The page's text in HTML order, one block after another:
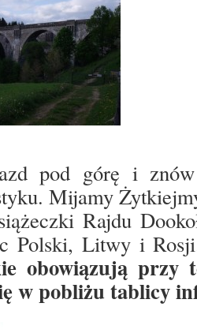
pod górę i
Mijamy
Rajdu
Polski, Litwy i
obowiązują przy
w pobliżu tablicy